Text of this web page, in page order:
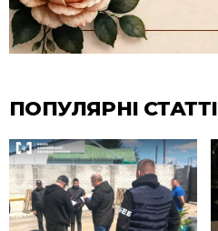
ПОПУЛЯРНІ СТАТТІ